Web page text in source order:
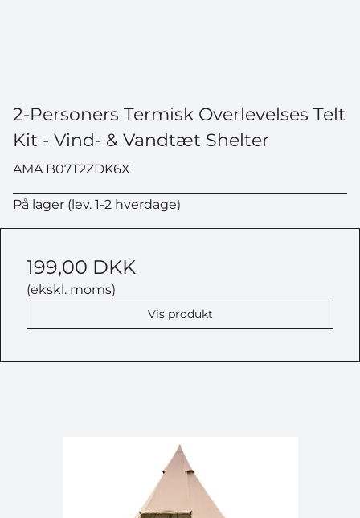
2-Personers Termisk Overlevelses Telt
Kit - Vind- & Vandtæt Shelter
AMA B07T2ZDK6X
På lager (lev. 1-2 hverdage)
199,00 DKK
(ekskl. moms)
Vis produkt